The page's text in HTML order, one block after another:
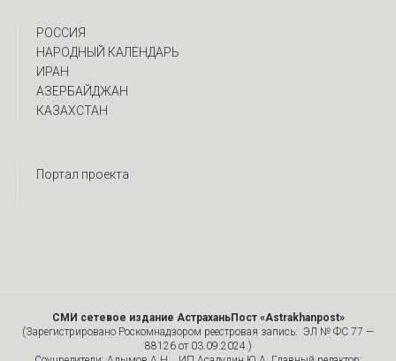
РОССИЯ
НАРОДНЫЙ КАЛЕНДАРЬ
ИРАН
АЗЕРБАЙДЖАН
КАЗАХСТАН
Портал проекта
СМИ сетевое издание АстраханьПост «Astrakhanpost»
(Зарегистрировано Роскомнадзором реестровая запись: ЭЛ № ФС 77 —
88126 от 03.09.2024.)